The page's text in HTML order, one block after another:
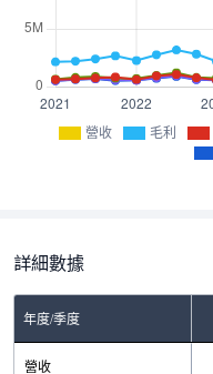
營收 毛利
詳細數據
年度/季度2025-Q4
營收14,942,756